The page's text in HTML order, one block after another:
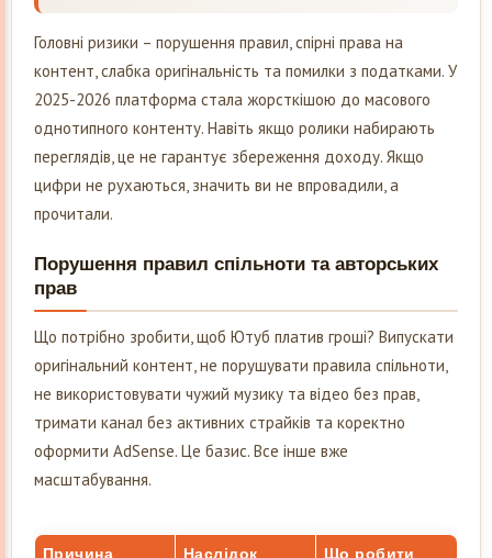
Головні ризики – порушення правил, спірні права на
контент, слабка оригінальність та помилки з податками. У
2025-2026 платформа стала жорсткішою до масового
однотипного контенту. Навіть якщо ролики набирають
переглядів, це не гарантує збереження доходу. Якщо
цифри не рухаються, значить ви не впровадили, а
прочитали.
Порушення правил спільноти та авторських
прав
Що потрібно зробити, щоб Ютуб платив гроші? Випускати
оригінальний контент, не порушувати правила спільноти,
не використовувати чужий музику та відео без прав,
тримати канал без активних страйків та коректно
оформити AdSense. Це базис. Все інше вже
масштабування.
Причина Наслідок Що робити